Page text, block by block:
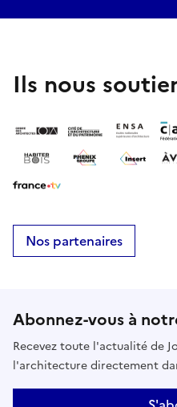
Ils nous
Nos partenaires
Abonnez-vous à
Recevez toute l'actualité de
l'architecture directement